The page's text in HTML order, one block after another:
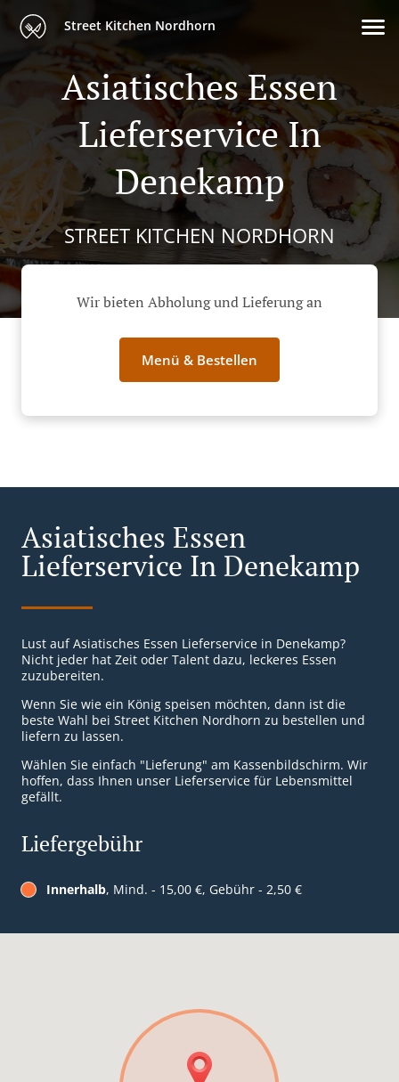
Street Kitchen Nordhorn
Asiatisches Essen
Lieferservice In
Denekamp
STREET KITCHEN NORDHORN
Wir bieten Abholung und Lieferung an
Menü & Bestellen
Asiatisches Essen
Lieferservice In Denekamp
Lust auf Asiatisches Essen Lieferservice in Denekamp?
Nicht jeder hat Zeit oder Talent dazu, leckeres Essen
zuzubereiten.
Wenn Sie wie ein König speisen möchten, dann ist die
beste Wahl bei Street Kitchen Nordhorn zu bestellen und
liefern zu lassen.
Wählen Sie einfach "Lieferung" am Kassenbildschirm. Wir
hoffen, dass Ihnen unser Lieferservice für Lebensmittel
gefällt.
Liefergebühr
Innerhalb, Mind. - 15,00 €, Gebühr - 2,50 €